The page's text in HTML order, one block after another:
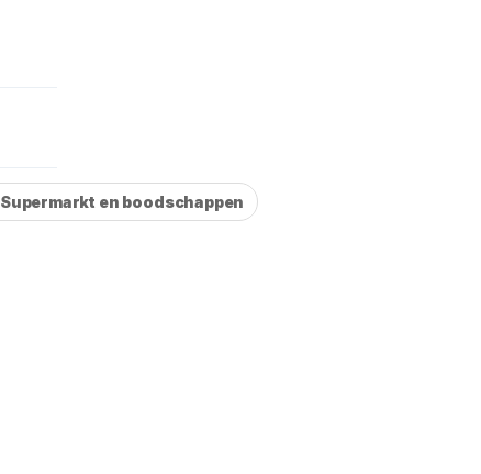
Supermarkt en boodschappen